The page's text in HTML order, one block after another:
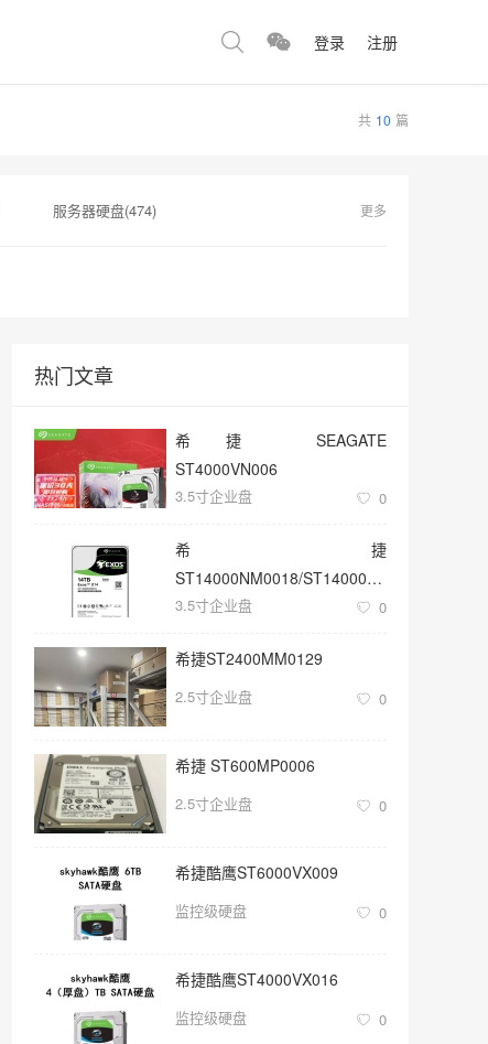
登录 注册
共 10 篇
服务器硬盘(474) 更多
热门文章
希捷 SEAGATE
ST4000VN006
3.5寸企业盘 0
希捷
ST14000NM0018/ST14000NM001G
3.5寸SATA 14TB硬盘
3.5寸企业盘 0
希捷ST2400MM0129
2.5寸企业盘 0
希捷 ST600MP0006
2.5寸企业盘 0
希捷酷鹰ST6000VX009
监控级硬盘 0
希捷酷鹰ST4000VX016
监控级硬盘 0